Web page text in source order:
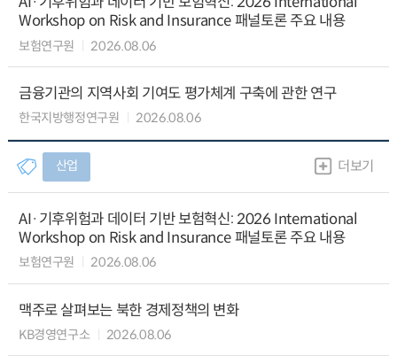
Workshop on Risk and Insurance 패널토론 주요 내용
보험연구원 2026.08.06
금융기관의 지역사회 기여도 평가체계 구축에 관한 연구
한국지방행정연구원 2026.08.06
산업 더보기
AI·기후위험과 데이터 기반 보험혁신: 2026 International
Workshop on Risk and Insurance 패널토론 주요 내용
보험연구원 2026.08.06
맥주로 살펴보는 북한 경제정책의 변화
KB경영연구소 2026.08.06